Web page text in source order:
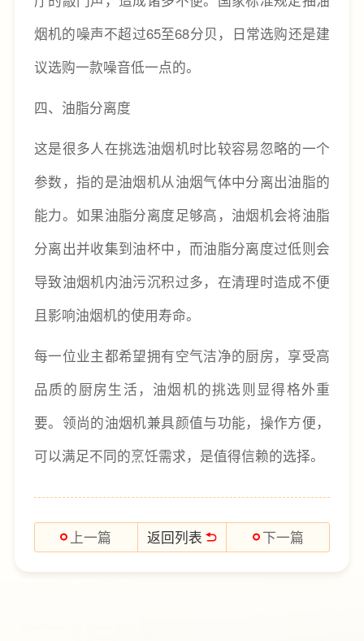
烟机的噪声不超过65至68分贝，日常选购还是建
议选购一款噪音低一点的。
四、油脂分离度
这是很多人在挑选油烟机时比较容易忽略的一个
参数，指的是油烟机从油烟气体中分离出油脂的
能力。如果油脂分离度足够高，油烟机会将油脂
分离出并收集到油杯中，而油脂分离度过低则会
导致油烟机内油污沉积过多，在清理时造成不便
且影响油烟机的使用寿命。
每一位业主都希望拥有空气洁净的厨房，享受高
品质的厨房生活，油烟机的挑选则显得格外重
要。领尚的油烟机兼具颜值与功能，操作方便，
可以满足不同的烹饪需求，是值得信赖的选择。
上一篇 返回列表 下一篇